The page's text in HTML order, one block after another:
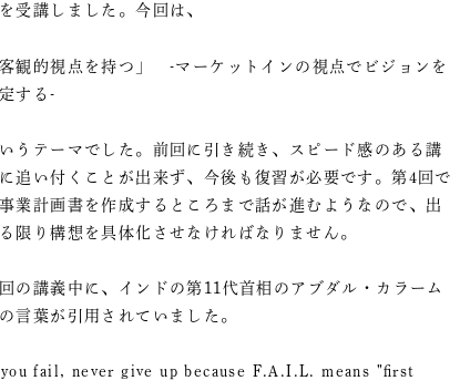
受講しました。今回は、
客観的視点を持つ」 -マーケットインの視点でビジョンを
する-
いうテーマでした。前回に引き続き、スピード感のある講
追い付くことが出来ず、今後も復習が必要です。第4回で
業計画書を作成するところまで話が進むようなので、出
限り構想を具体化させなければなりません。
の講義中に、インドの第11代首相のアブダル・カラーム
言葉が引用されていました。
you fail, never give up because F.A.I.L. means "first